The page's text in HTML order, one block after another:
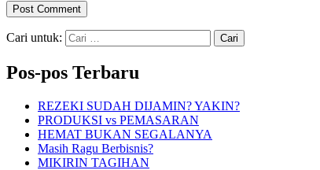
Cari untuk:
Pos-pos Terbaru
REZEKI SUDAH DIJAMIN? YAKIN?
PRODUKSI vs PEMASARAN
HEMAT BUKAN SEGALANYA
Masih Ragu Berbisnis?
MIKIRIN TAGIHAN